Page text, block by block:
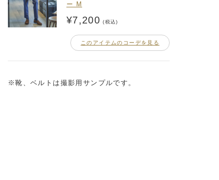
ー M
¥7,200 (税込)
このアイテムのコーデを見る
※靴、ベルトは撮影用サンプルです。